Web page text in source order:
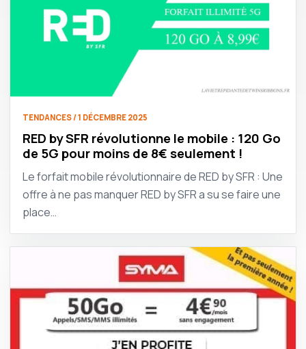
TENDANCES / 1 DÉCEMBRE 2025
RED by SFR révolutionne le mobile : 120 Go
de 5G pour moins de 8€ seulement !
Le forfait mobile révolutionnaire de RED by SFR : Une
offre à ne pas manquer RED by SFR a su se faire une
place…